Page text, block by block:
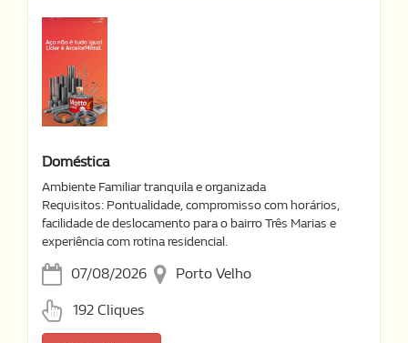
Doméstica
Ambiente Familiar tranquila e organizada
Requisitos: Pontualidade, compromisso com horários,
facilidade de deslocamento para o bairro Três Marias e
experiência com rotina residencial.
07/08/2026 Porto Velho
192 Cliques